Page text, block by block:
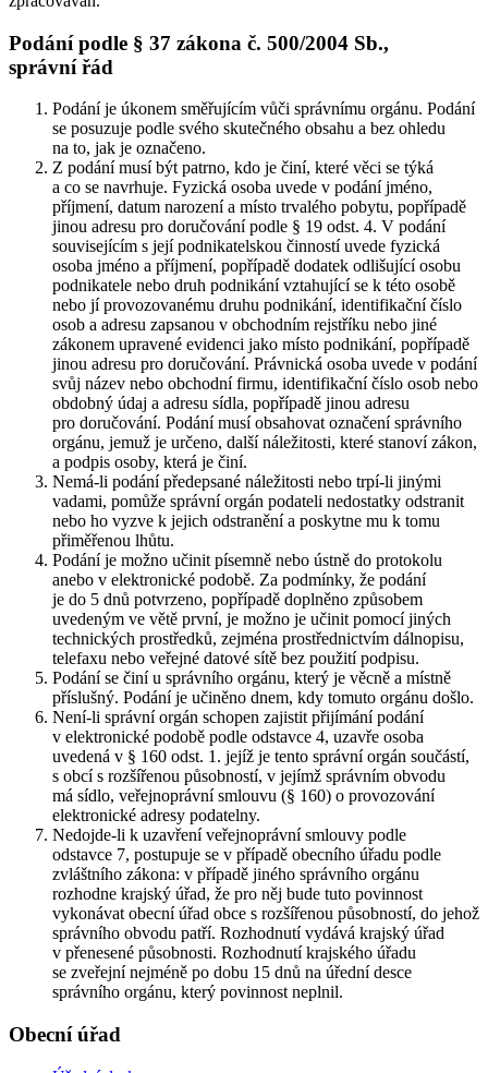
Podání podle § 37 zákona č. 500/2004 Sb.,
správní řád
Podání je úkonem směřujícím vůči správnímu orgánu. Podání
se posuzuje podle svého skutečného obsahu a bez ohledu
na to, jak je označeno.
Z podání musí být patrno, kdo je činí, které věci se týká
a co se navrhuje. Fyzická osoba uvede v podání jméno,
příjmení, datum narození a místo trvalého pobytu, popřípadě
jinou adresu pro doručování podle § 19 odst. 4. V podání
souvisejícím s její podnikatelskou činností uvede fyzická
osoba jméno a příjmení, popřípadě dodatek odlišující osobu
podnikatele nebo druh podnikání vztahující se k této osobě
nebo jí provozovanému druhu podnikání, identifikační číslo
osob a adresu zapsanou v obchodním rejstříku nebo jiné
zákonem upravené evidenci jako místo podnikání, popřípadě
jinou adresu pro doručování. Právnická osoba uvede v podání
svůj název nebo obchodní firmu, identifikační číslo osob nebo
obdobný údaj a adresu sídla, popřípadě jinou adresu
pro doručování. Podání musí obsahovat označení správního
orgánu, jemuž je určeno, další náležitosti, které stanoví zákon,
a podpis osoby, která je činí.
Nemá-li podání předepsané náležitosti nebo trpí-li jinými
vadami, pomůže správní orgán podateli nedostatky odstranit
nebo ho vyzve k jejich odstranění a poskytne mu k tomu
přiměřenou lhůtu.
Podání je možno učinit písemně nebo ústně do protokolu
anebo v elektronické podobě. Za podmínky, že podání
je do 5 dnů potvrzeno, popřípadě doplněno způsobem
uvedeným ve větě první, je možno je učinit pomocí jiných
technických prostředků, zejména prostřednictvím dálnopisu,
telefaxu nebo veřejné datové sítě bez použití podpisu.
Podání se činí u správního orgánu, který je věcně a místně
příslušný. Podání je učiněno dnem, kdy tomuto orgánu došlo.
Není-li správní orgán schopen zajistit přijímání podání
v elektronické podobě podle odstavce 4, uzavře osoba
uvedená v § 160 odst. 1. jejíž je tento správní orgán součástí,
s obcí s rozšířenou působností, v jejímž správním obvodu
má sídlo, veřejnoprávní smlouvu (§ 160) o provozování
elektronické adresy podatelny.
Nedojde-li k uzavření veřejnoprávní smlouvy podle
odstavce 7, postupuje se v případě obecního úřadu podle
zvláštního zákona: v případě jiného správního orgánu
rozhodne krajský úřad, že pro něj bude tuto povinnost
vykonávat obecní úřad obce s rozšířenou působností, do jehož
správního obvodu patří. Rozhodnutí vydává krajský úřad
v přenesené působnosti. Rozhodnutí krajského úřadu
se zveřejní nejméně po dobu 15 dnů na úřední desce
správního orgánu, který povinnost neplnil.
Obecní úřad